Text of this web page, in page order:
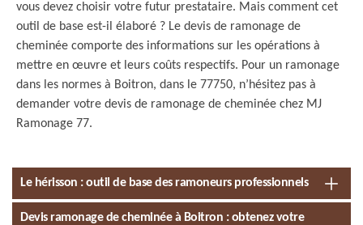
vous devez choisir votre futur prestataire. Mais comment cet
outil de base est-il élaboré ? Le devis de ramonage de
cheminée comporte des informations sur les opérations à
mettre en œuvre et leurs coûts respectifs. Pour un ramonage
dans les normes à Boitron, dans le 77750, n’hésitez pas à
demander votre devis de ramonage de cheminée chez MJ
Ramonage 77.
Le hérisson : outil de base des ramoneurs professionnels
Devis ramonage de cheminée à Boitron : obtenez votre